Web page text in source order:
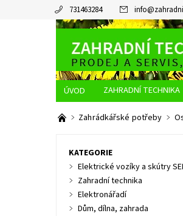
731463284 info@
ZAHRADNÍ TECHNIKA
O NÁS
JAK NAKUPOVAT
Zahrádkářské potřeby
KATEGORIE
Elektrické vozíky a skútry
Zahradní technika
Elektronářadí
Dům, dílna, zahrada